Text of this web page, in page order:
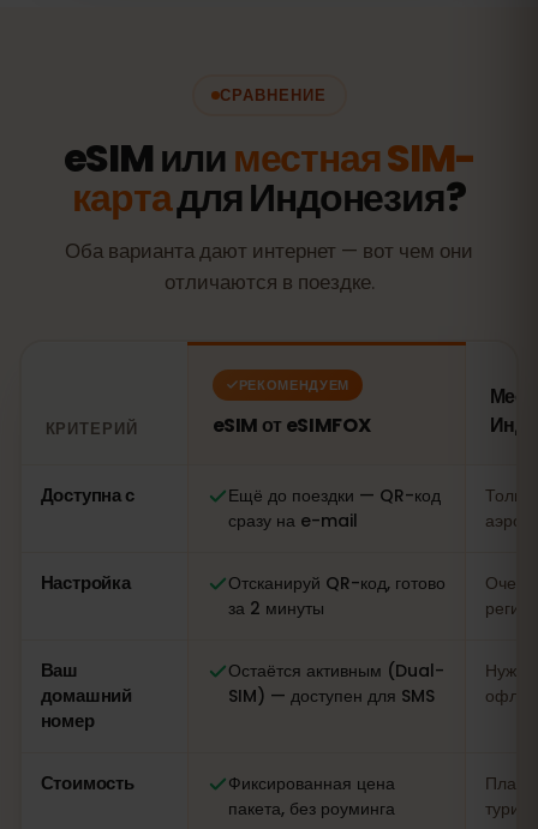
СРАВНЕНИЕ
eSIM илиместная SIM-
картадля Индонезия?
Оба варианта дают интернет — вот чем они
отличаются в поездке.
КРИТЕРИЙ
РЕКОМЕНДУЕМ
eSIM от eSIMFOX
Доступна с
Ещё до поездки — QR-код
сразу на e-mail
Настройка
Отсканируй QR-код, готово
за 2 минуты
Ваш
домашний
номер
Остаётся активным (Dual-
SIM) — доступен для SMS
Стоимость
Фиксированная цена
пакета, без роуминга